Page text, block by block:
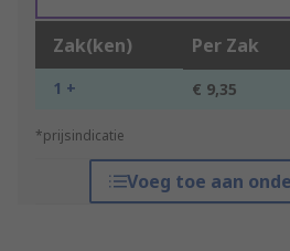
Zak(ken) Per Zak
1 + € 9,35
*prijsindicatie
Voeg toe aan